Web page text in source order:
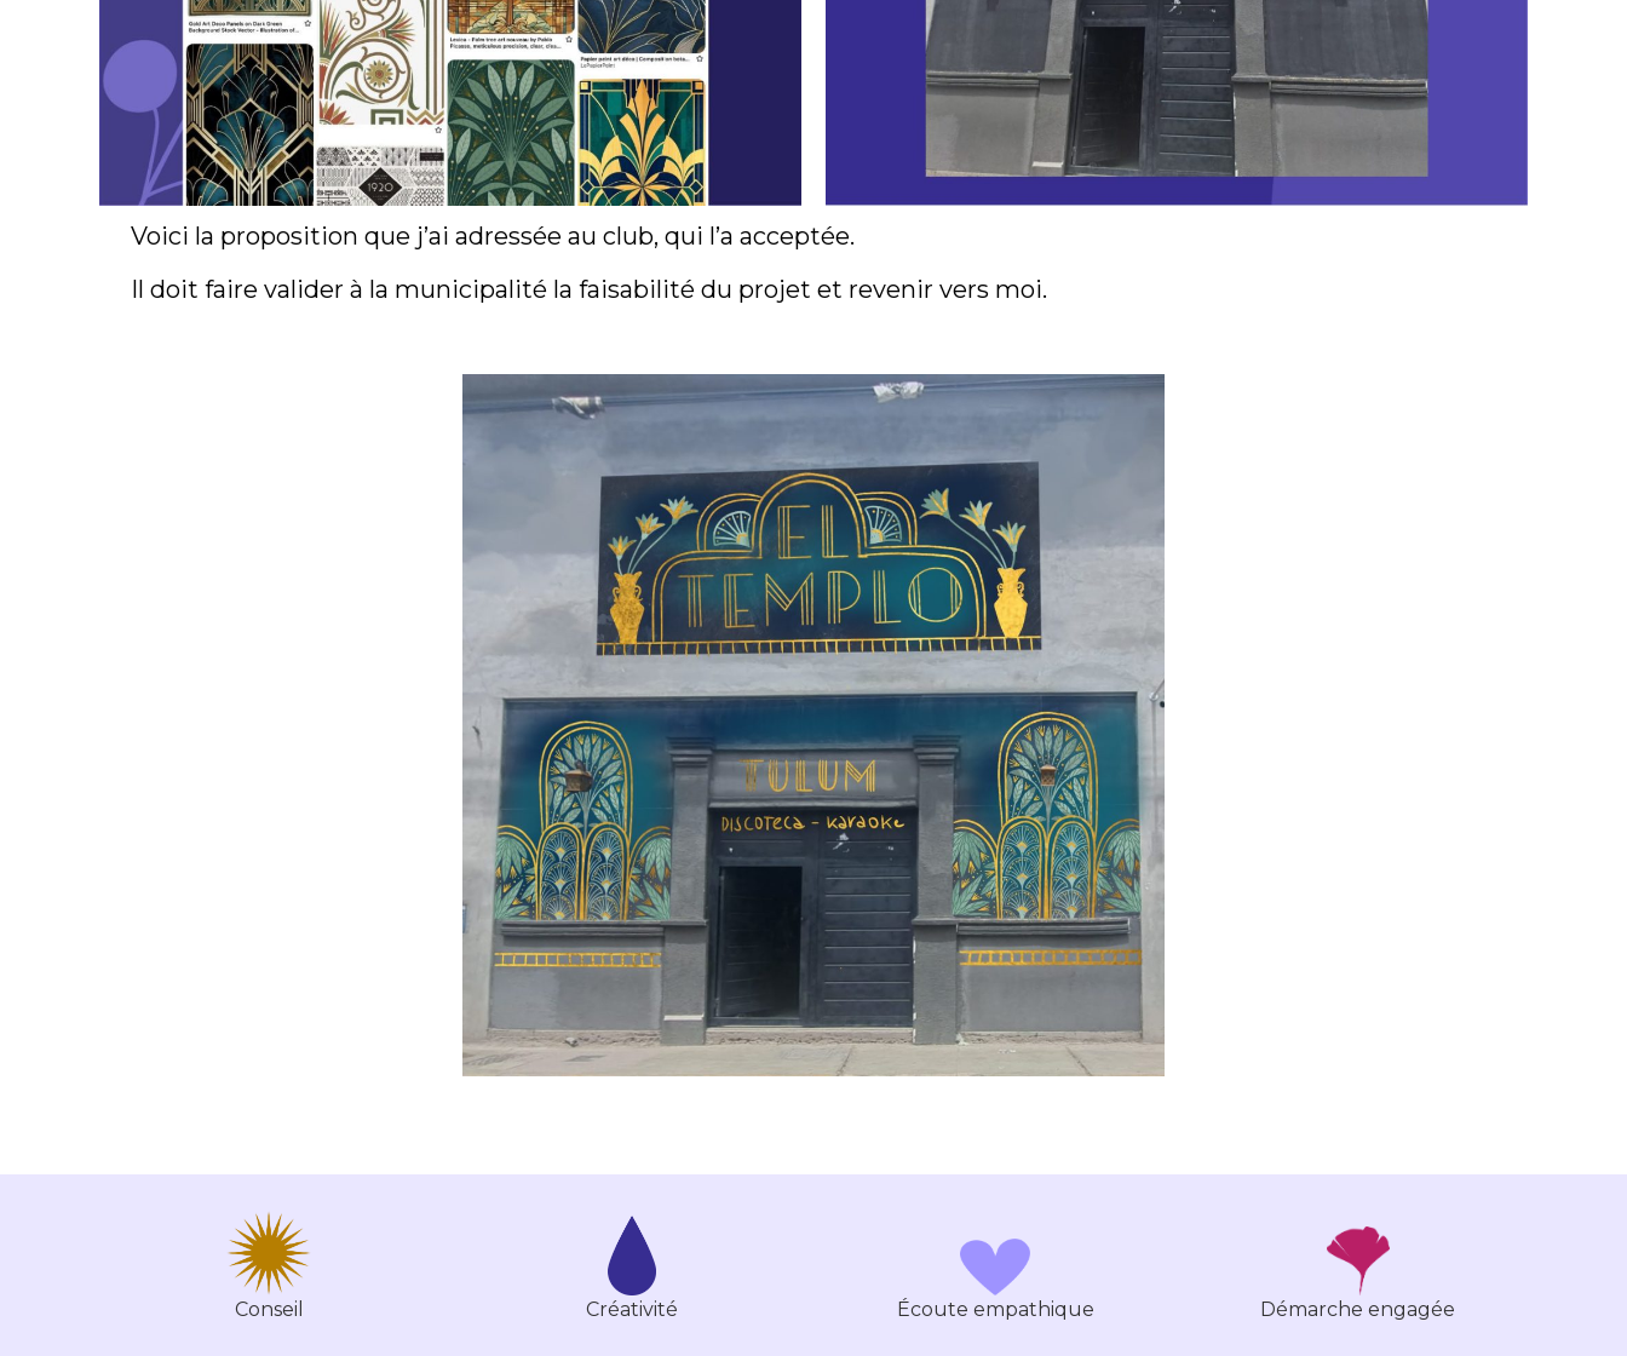
Voici la proposition que j’ai adressée au club, qui l’a acceptée.
Il doit faire valider à la municipalité la faisabilité du projet et revenir vers moi.
Conseil Créativité Écoute empathique Démarche engagée